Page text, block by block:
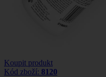
Koupit produkt
Kód zboží: 8120